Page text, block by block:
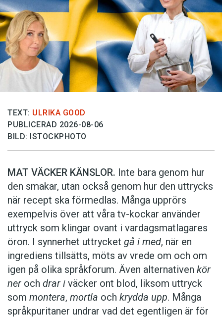
TEXT: ULRIKA GOOD
PUBLICERAD 2026-08-06
BILD: ISTOCKPHOTO
MAT VÄCKER KÄNSLOR. Inte bara genom hur
den smakar, utan också genom hur den uttrycks
när recept ska förmedlas. Många upprörs
exempelvis över att våra tv-kockar använder
uttryck som klingar ovant i vardagsmatlagares
öron. I synnerhet uttrycket gå i med, när en
ingrediens tillsätts, möts av vrede om och om
igen på olika språkforum. Även alternativen kör
ner och drar i väcker ont blod, liksom uttryck
som montera, mortla och krydda upp. Många
språkpuritaner undrar vad det egentligen är för